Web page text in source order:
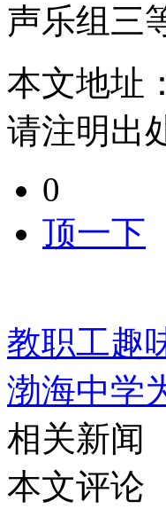
声乐组三
本文地址：
请注明出
0
顶一下
教职工趣
渤海中学
相关新闻
本文评论